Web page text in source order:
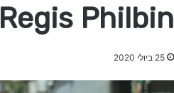
Regis Philbin
25 ביולי 2020